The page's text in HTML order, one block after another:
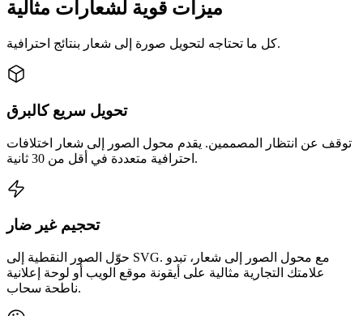
ميزات قوية لشعارات مثالية
كل ما تحتاجه لتحويل صورة إلى شعار بنتائج احترافية.
تحويل سريع كالبرق
توقف عن انتظار المصممين. يقدم محول الصور إلى شعار اختلافات
احترافية متعددة في أقل من 30 ثانية.
تحجيم غير ضار
حوّل الصور النقطية إلى SVG. مع محول الصور إلى شعار، تبدو
علامتك التجارية مثالية على أيقونة موقع الويب أو لوحة إعلانية
ناطحة سحاب.